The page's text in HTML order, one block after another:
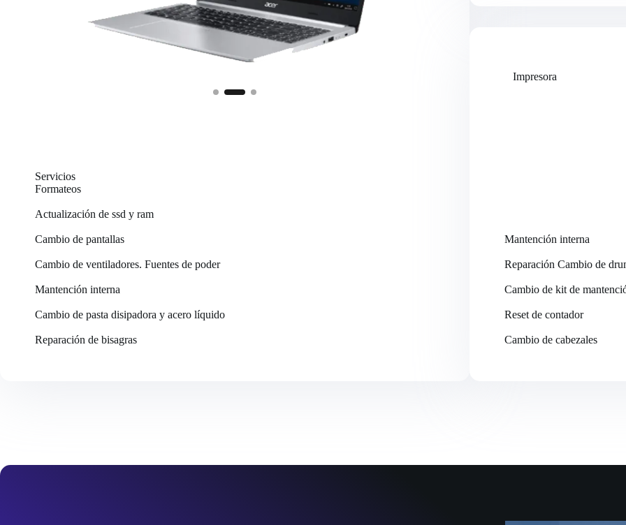
Servicios
Formateos
Actualización de ssd y ram
Cambio de pantallas
Cambio de ventiladores. Fuentes de poder
Mantención interna
Cambio de pasta disipadora y acero líquido
Reparación de bisagras
Impresora
Mantención interna
Reparación Cambio de
Cambio de kit de
Reset de contador
Cambio de cabezales